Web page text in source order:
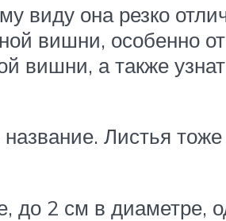
виду она резко
вишни, особенно
вишни, а также
Листья
до 2 см в диаметре,